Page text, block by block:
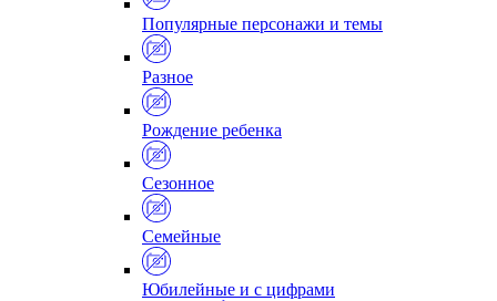
Популярные персонажи и темы
Разное
Рождение ребенка
Сезонное
Семейные
Юбилейные и с цифрами